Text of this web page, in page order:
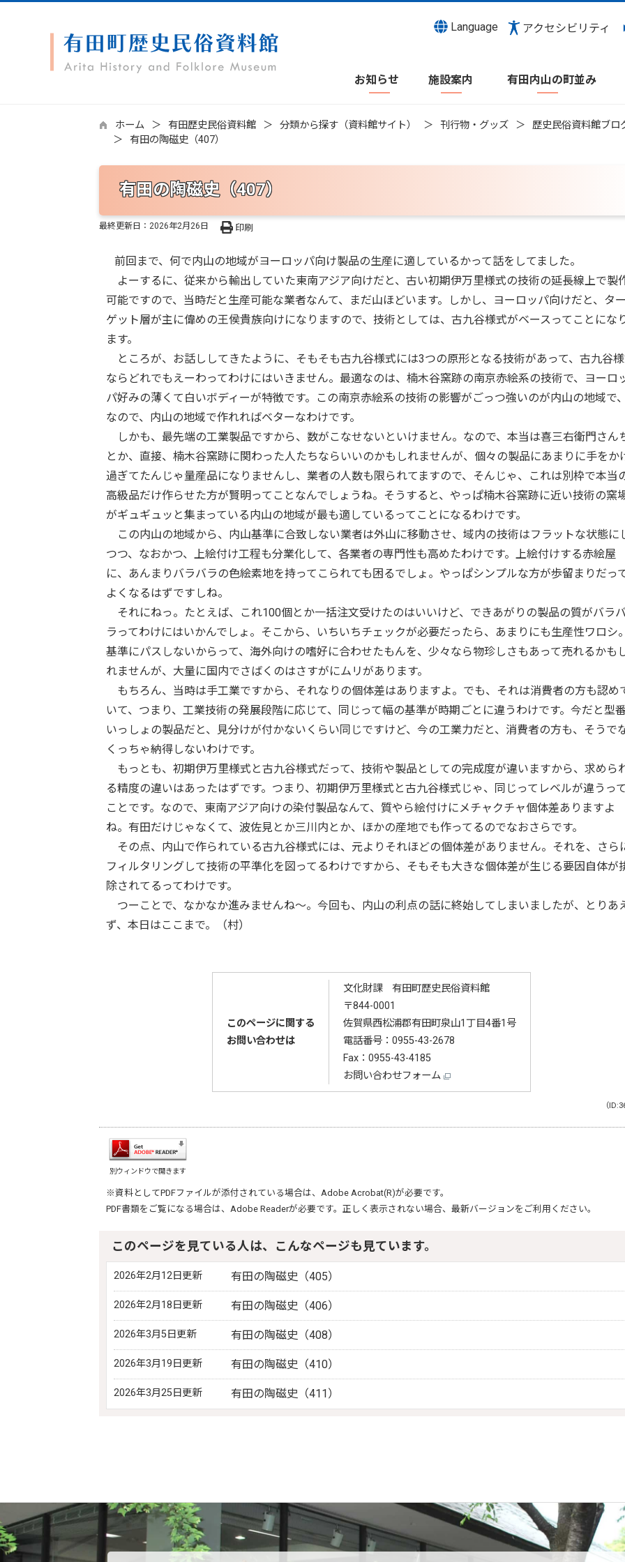
Language アクセシビリティ
お知らせ 施設案内 有田内山の町並み
ホーム 有田歴史民俗資料館 分類から探す（資料館サイト） 刊行物・グッズ
歴史民俗資料館ブロ
有田の陶磁史（407）
有田の陶磁史（407）
最終更新日： 2026年2月26日 印刷
前回まで、何で内山の地域がヨーロッパ向け製品の生産に適しているかって話をしてました。
よーするに、従来から輸出していた東南アジア向けだと、古い初期伊万里様式の技術の延長線上で製
可能ですので、当時だと生産可能な業者なんて、まだ山ほどいます。しかし、ヨーロッパ向けだと、タ
ゲット層が主に偉めの王侯貴族向けになりますので、技術としては、古九谷様式がベースってことにな
ます。
ところが、お話ししてきたように、そもそも古九谷様式には3つの原形となる技術があって、古九谷
ならどれでもえーわってわけにはいきません。最適なのは、楠木谷窯跡の南京赤絵系の技術で、ヨーロ
パ好みの薄くて白いボディーが特徴です。この南京赤絵系の技術の影響がごっつ強いのが内山の地域で
なので、内山の地域で作れればベターなわけです。
しかも、最先端の工業製品ですから、数がこなせないといけません。なので、本当は喜三右衛門さん
とか、直接、楠木谷窯跡に関わった人たちならいいのかもしれませんが、個々の製品にあまりに手をか
過ぎてたんじゃ量産品になりませんし、業者の人数も限られてますので、そんじゃ、これは別枠で本当
高級品だけ作らせた方が賢明ってことなんでしょうね。そうすると、やっぱ楠木谷窯跡に近い技術の窯
がギュギュッと集まっている内山の地域が最も適しているってことになるわけです。
この内山の地域から、内山基準に合致しない業者は外山に移動させ、域内の技術はフラットな状態に
つつ、なおかつ、上絵付け工程も分業化して、各業者の専門性も高めたわけです。上絵付けする赤絵屋
に、あんまりバラバラの色絵素地を持ってこられても困るでしょ。やっぱシンプルな方が歩留まりだっ
よくなるはずですしね。
それにねっ。たとえば、これ100個とか一括注文受けたのはいいけど、できあがりの製品の質がバラ
ラってわけにはいかんでしょ。そこから、いちいちチェックが必要だったら、あまりにも生産性ワロシ
基準にパスしないからって、海外向けの嗜好に合わせたもんを、少々なら物珍しさもあって売れるかも
れませんが、大量に国内でさばくのはさすがにムリがあります。
もちろん、当時は手工業ですから、それなりの個体差はありますよ。でも、それは消費者の方も認め
いて、つまり、工業技術の発展段階に応じて、同じって幅の基準が時期ごとに違うわけです。今だと型
いっしょの製品だと、見分けが付かないくらい同じですけど、今の工業力だと、消費者の方も、そうで
くっちゃ納得しないわけです。
もっとも、初期伊万里様式と古九谷様式だって、技術や製品としての完成度が違いますから、求めら
る精度の違いはあったはずです。つまり、初期伊万里様式と古九谷様式じゃ、同じってレベルが違うっ
ことです。なので、東南アジア向けの染付製品なんて、質やら絵付けにメチャクチャ個体差ありますよ
ね。有田だけじゃなくて、波佐見とか三川内とか、ほかの産地でも作ってるのでなおさらです。
その点、内山で作られている古九谷様式には、元よりそれほどの個体差がありません。それを、さら
フィルタリングして技術の平準化を図ってるわけですから、そもそも大きな個体差が生じる要因自体が
除されてるってわけです。
つーことで、なかなか進みませんね～。今回も、内山の利点の話に終始してしまいましたが、とりあ
ず、本日はここまで。（村）
このページに関する
お問い合わせは
文化財課 有田町歴史民俗資料館
〒844-0001
佐賀県西松浦郡有田町泉山1丁目4番1号
電話番号： 0955-43-2678
Fax：0955-43-4185
お問い合わせフォーム
（
別ウィンドウで開きます
※資料としてPDFファイルが添付されている場合は、 Adobe Acrobat(R)が必要です。
PDF書類をご覧になる場合は、 Adobe Readerが必要です。正しく表示されない場合、最新バージョンをご利用ください。
このページを見ている人は、こんなページも見ています。
2026年2月12日更新 有田の陶磁史（405）
2026年2月18日更新 有田の陶磁史（406）
2026年3月5日更新 有田の陶磁史（408）
2026年3月19日更新 有田の陶磁史（410）
2026年3月25日更新 有田の陶磁史（411）